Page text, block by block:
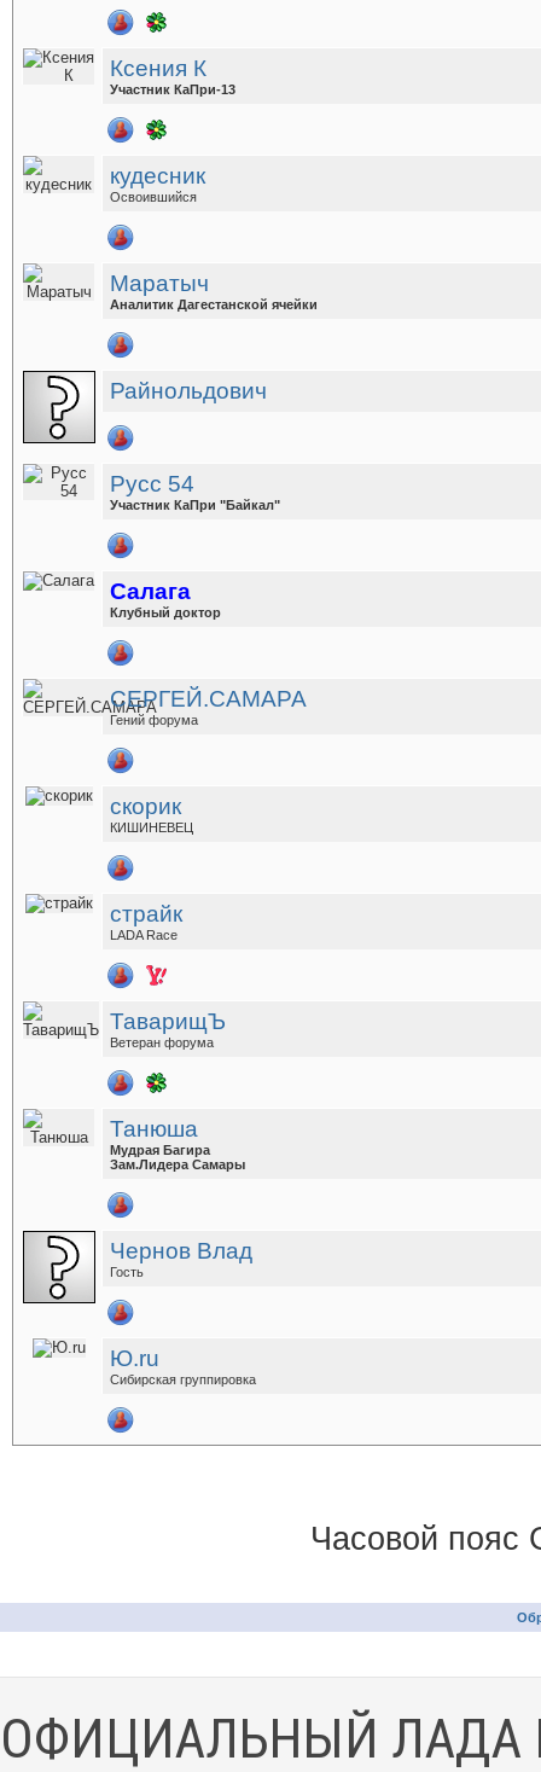
Ксения К
Участник КаПри-13
кудесник
Освоившийся
Маратыч
Аналитик Дагестанской ячейки
Райнольдович
Русс 54
Участник КаПри "Байкал"
Салага
Клубный доктор
СЕРГЕЙ.САМАРА
Гений форума
скорик
КИШИНЕВЕЦ
страйк
LADA Race
ТаварищЪ
Ветеран форума
Танюша
Мудрая Багира
Зам.Лидера Самары
Чернов Влад
Гость
Ю.ru
Сибирская группировка
Часовой пояс
ОФИЦИАЛЬНЫЙ ЛАДА